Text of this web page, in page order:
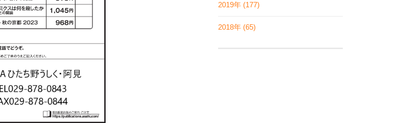
2019年 (177)
2018年 (65)